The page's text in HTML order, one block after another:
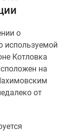
о
используемой
Котловка
на
от